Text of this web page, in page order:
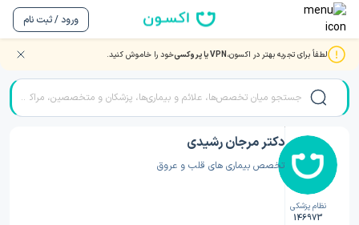
ورود / ثبت نام
لطفاً برای تجربه بهتر در اکسون،VPN یا پروکسی خود را خاموش کنید. صفحه اصلی/دکتر قلب و عروق/دکتر قلب و عروق قرچک/دکتر مرجان رشیدی
نظام پزشکی
146973
دکتر مرجان رشیدی
تخصص بیماری های قلب و عروق